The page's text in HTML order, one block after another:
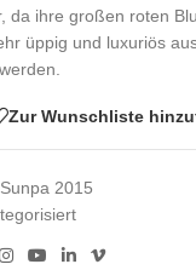
da ihre großen roten
üppig und luxuriös
Zur Wunschliste
Sunpa 2015